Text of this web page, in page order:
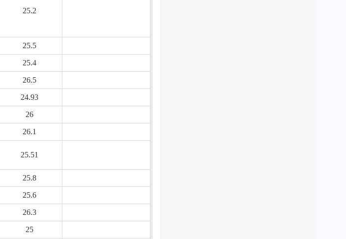
25.2
25.5
25.4
26.5
24.93
26
26.1
25.51
25.8
25.6
26.3
25